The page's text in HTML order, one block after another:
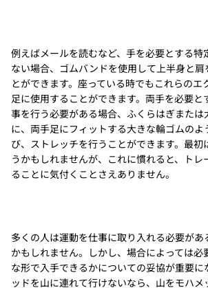
例えばメールを読むなど、手を必要とする特
ない場合、ゴムバンドを使用して上半身と肩
とができます。座っている時でもこれらのエ
足に使用することができます。両手を必要と
事を行う必要がある場合、ふくらはぎまたは
に、両手足にフィットする大きな輪ゴムの
び、ストレッチを行うことができます。最初
うかもしれませんが、これに慣れると、トレ
ることに気付くことさえありません。
多くの人は運動を仕事に取り入れる必要があ
かもしれません。しかし、場合によっては必
な形で入手できるかについての妥協が重要に
ッドを山に連れて行けないなら、山をモハメ